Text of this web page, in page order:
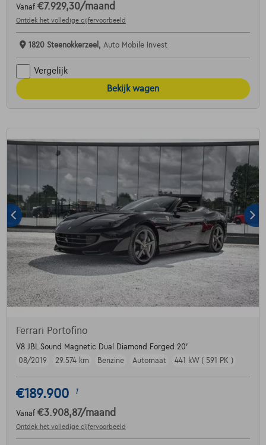
Vanaf €7.929,30/maand
Ontdek het volledige cijfervoorbeeld
1820 Steenokkerzeel, Auto Mobile Invest
Vergelijk
Bekijk wagen
Ferrari Portofino
V8 JBL Sound Magnetic Dual Diamond Forged 20'
08/2019
29.574 km Benzine Automaat 441 kW ( 591 PK )
€189.900 1
Vanaf €3.908,87/maand
Ontdek het volledige cijfervoorbeeld